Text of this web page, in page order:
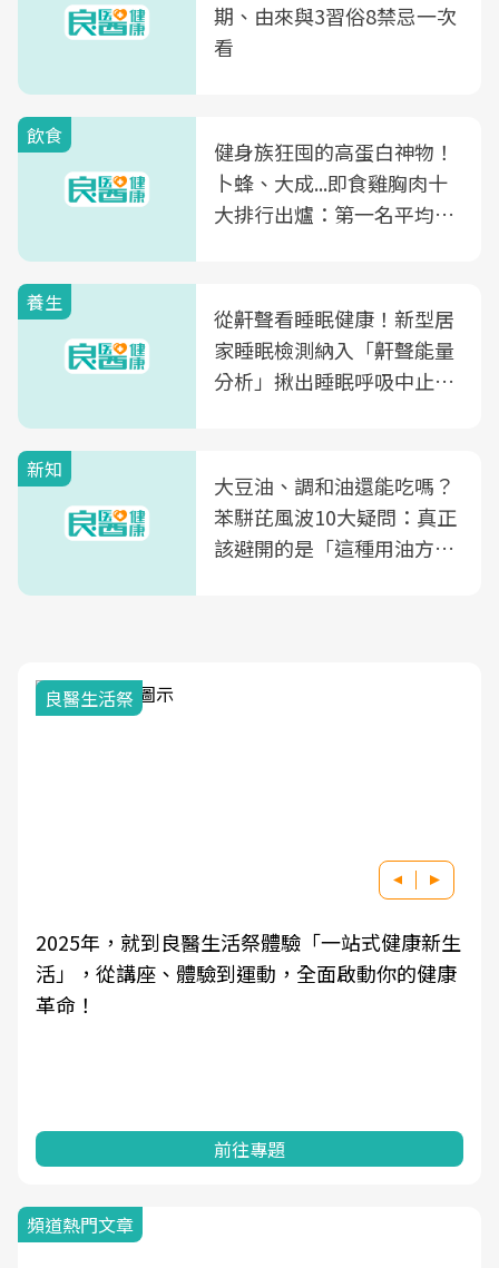
期、由來與3習俗8禁忌一次
看
飲食
健身族狂囤的高蛋白神物！
卜蜂、大成...即食雞胸肉十
大排行出爐：第一名平均一
養生
從鼾聲看睡眠健康！新型居
家睡眠檢測納入「鼾聲能量
分析」揪出睡眠呼吸中止症
新知
大豆油、調和油還能吃嗎？
苯駢芘風波10大疑問：真正
該避開的是「這種用油方
良醫生活祭
2025年，就到良醫生活祭體驗「一站式健康新生
活」，從講座、體驗到運動，全面啟動你的健康
革命！
前往專題
頻道熱門文章